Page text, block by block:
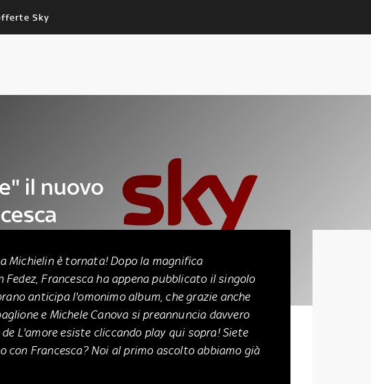
Sky
il nuovo
Michielin è tornata! Dopo la magnifica
Fedez, Francesca ha appena pubblicato il singolo
anticipa l'omonimo album, che grazie anche
e Michele Canova si preannuncia davvero
L'amore esiste cliccando play qui sopra! Siete
con Francesca? Noi al primo ascolto abbiamo già